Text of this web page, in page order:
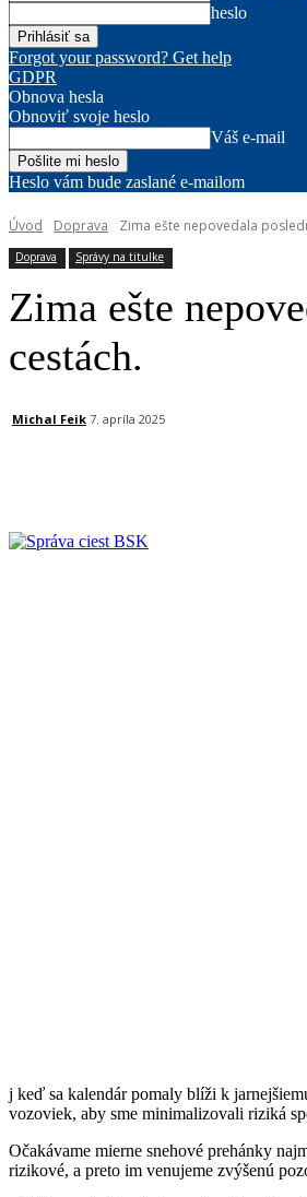
heslo
Forgot your password? Get help
GDPR
Obnova hesla
Obnoviť svoje heslo
Váš e-mail
Heslo vám bude zaslané e-mailom
Úvod Doprava Zima ešte nepovedala
Doprava Správy na titulke
Zima ešte
cestách.
Michal Feik 7. apríla 2025
j keď sa kalendár pomaly blíži k
vozoviek, aby sme minimalizovali riziká
Očakávame mierne snehové prehánky
rizikové, a preto im venujeme zvýšenú